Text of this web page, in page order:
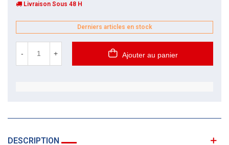
Livraison Sous 48 H
Derniers articles en stock
- + Ajouter au panier
DESCRIPTION